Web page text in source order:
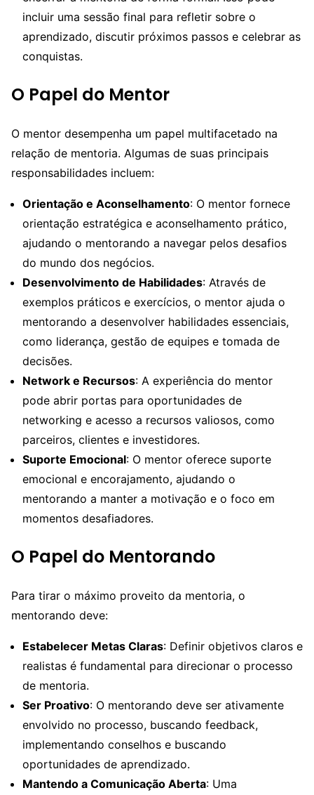
incluir uma sessão final para refletir sobre o
aprendizado, discutir próximos passos e celebrar as
conquistas.
O Papel do Mentor
O mentor desempenha um papel multifacetado na
relação de mentoria. Algumas de suas principais
responsabilidades incluem:
Orientação e Aconselhamento: O mentor fornece
orientação estratégica e aconselhamento prático,
ajudando o mentorando a navegar pelos desafios
do mundo dos negócios.
Desenvolvimento de Habilidades: Através de
exemplos práticos e exercícios, o mentor ajuda o
mentorando a desenvolver habilidades essenciais,
como liderança, gestão de equipes e tomada de
decisões.
Network e Recursos: A experiência do mentor
pode abrir portas para oportunidades de
networking e acesso a recursos valiosos, como
parceiros, clientes e investidores.
Suporte Emocional: O mentor oferece suporte
emocional e encorajamento, ajudando o
mentorando a manter a motivação e o foco em
momentos desafiadores.
O Papel do Mentorando
Para tirar o máximo proveito da mentoria, o
mentorando deve:
Estabelecer Metas Claras: Definir objetivos claros e
realistas é fundamental para direcionar o processo
de mentoria.
Ser Proativo: O mentorando deve ser ativamente
envolvido no processo, buscando feedback,
implementando conselhos e buscando
oportunidades de aprendizado.
Mantendo a Comunicação Aberta: Uma